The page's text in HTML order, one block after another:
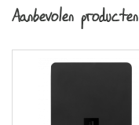
Aanbevolen producten